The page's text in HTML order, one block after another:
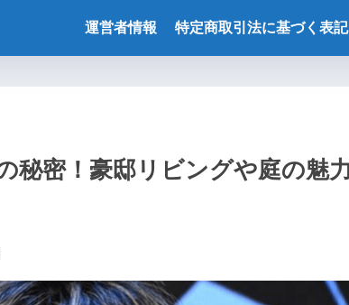
運営者情報 特定商取引法に基づく表記
秘密！豪邸リビングや庭の魅